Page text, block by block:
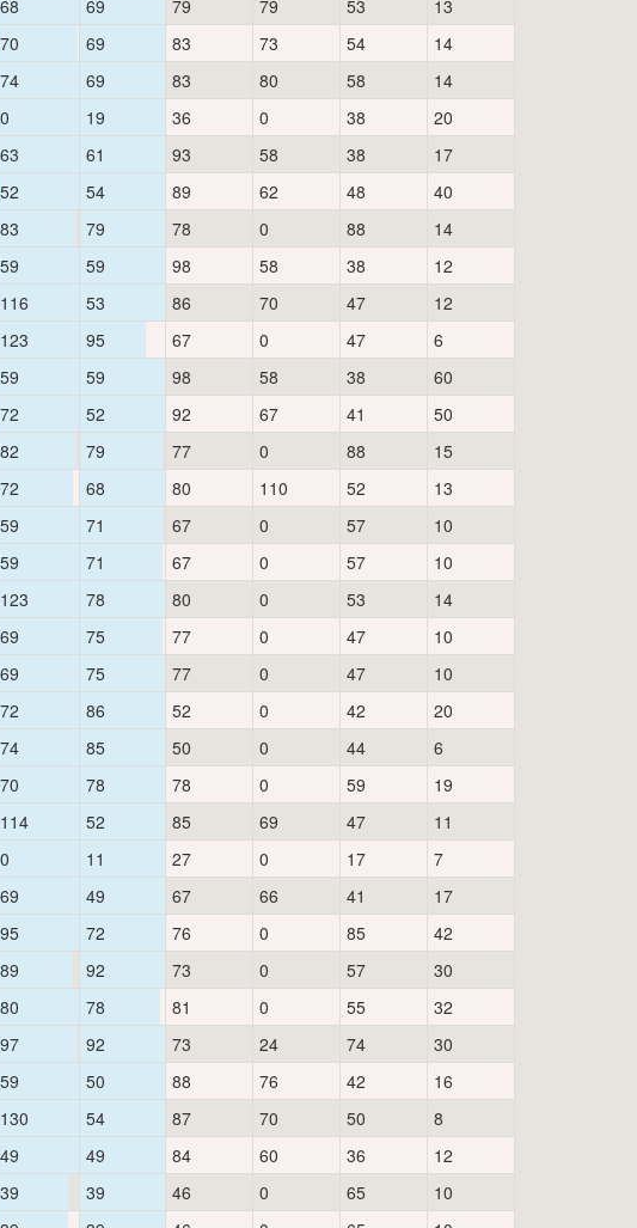
68 69 79 79 53
13
70 69 83 73 54
14
74 69 83 80 58
14
0 19 36 0 38
20
63 61 93 58 38
17
52 54 89 62 48
40
83 79 78 0 88
14
59 59 98 58 38
12
116 53 86 70 47
12
123 95 67 0 47
6
59 59 98 58 38
60
72 52 92 67 41
50
82 79 77 0 88
15
72 68 80 110 52
13
59 71 67 0 57
10
59 71 67 0 57
10
123 78 80 0 53
14
69 75 77 0 47
10
69 75 77 0 47
10
72 86 52 0 42
20
74 85 50 0 44
6
70 78 78 0 59
19
114 52 85 69 47
11
0 11 27 0 17
7
69 49 67 66 41
17
95 72 76 0 85
42
89 92 73 0 57
30
80 78 81 0 55
32
97 92 73 24 74
30
59 50 88 76 42
16
130 54 87 70 50
8
49 49 84 60 36
12
39 39 46 0 65
10